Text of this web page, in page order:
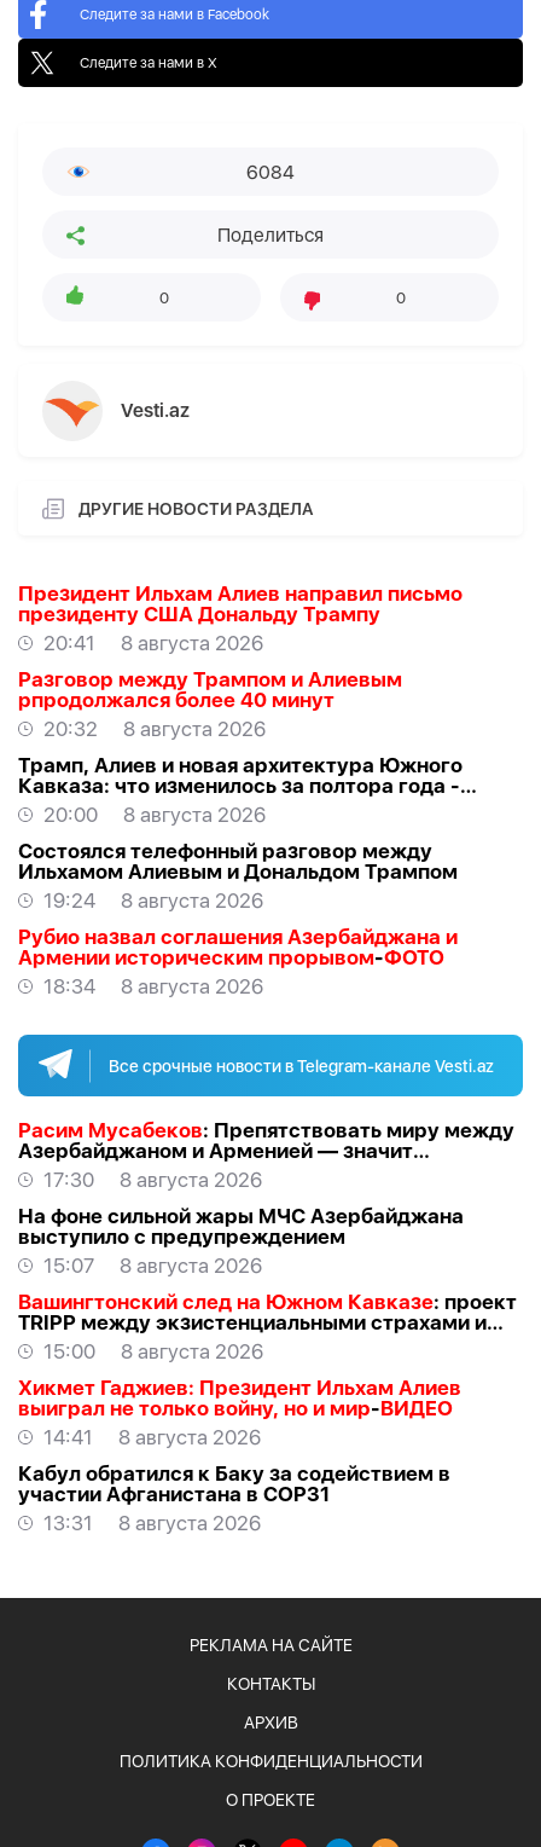
Следите за нами в Facebook
Следите за нами в X
6084
Поделиться
0 0
Vesti.az
ДРУГИЕ НОВОСТИ РАЗДЕЛА
Президент Ильхам Алиев направил письмо
президенту США Дональду Трампу
20:41
8 августа 2026
Разговор между Трампом и Алиевым
рпродолжался более 40 минут
20:32
8 августа 2026
Трамп, Алиев и новая архитектура Южного
Кавказа: что изменилось за полтора года -
ВЗГЛЯД
20:00
8 августа 2026
Состоялся телефонный разговор между
Ильхамом Алиевым и Дональдом Трампом
19:24
8 августа 2026
Рубио назвал соглашения Азербайджана и
Армении историческим прорывом-ФОТО
18:34
8 августа 2026
Все срочные новости в Telegram-канале Vesti.az
Расим Мусабеков: Препятствовать миру между
Азербайджаном и Арменией — значит
создавать проблемы самим себе -
17:30
8 августа 2026
На фоне сильной жары МЧС Азербайджана
выступило с предупреждением
15:07
8 августа 2026
Вашингтонский след на Южном Кавказе: проект
TRIPР между экзистенциальными страхами и
прагматичными интересами -
АЛЛАХВЕРАНОВ
15:00
8 августа 2026
Хикмет Гаджиев: Президент Ильхам Алиев
выиграл не только войну, но и мир-ВИДЕО
14:41
8 августа 2026
Кабул обратился к Баку за содействием в
участии Афганистана в COP31
13:31
8 августа 2026
РЕКЛАМА НА САЙТЕ
КОНТАКТЫ
АРХИВ
ПОЛИТИКА КОНФИДЕНЦИАЛЬНОСТИ
О ПРОЕКТЕ